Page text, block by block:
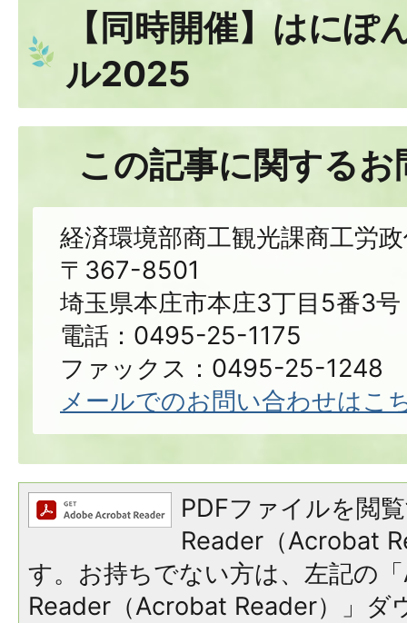
【同時開催】はにぽ
ル2025
この記事に関する
経済環境部商工観光課商工労
〒367-8501
埼玉県本庄市本庄3丁目5番3号
電話：0495-25-1175
ファックス：0495-25-1248
メールでのお問い合わせはこ
PDFファイルを閲
Reader（Acrobat
す。お持ちでない方は、左記の
Reader（Acrobat Reader）」ダ